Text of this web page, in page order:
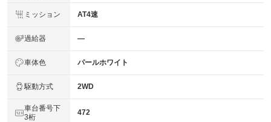
ミッション AT4速
過給器 ―
車体色 パールホワイト
駆動方式 2WD
車台番号下
3桁
472